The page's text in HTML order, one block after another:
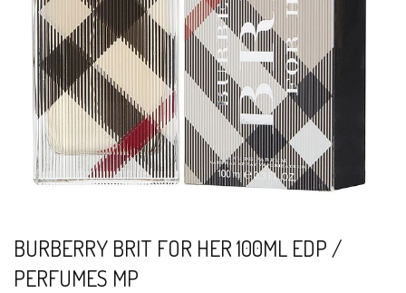
BURBERRY BRIT FOR HER 100ML EDP /
PERFUMES MP